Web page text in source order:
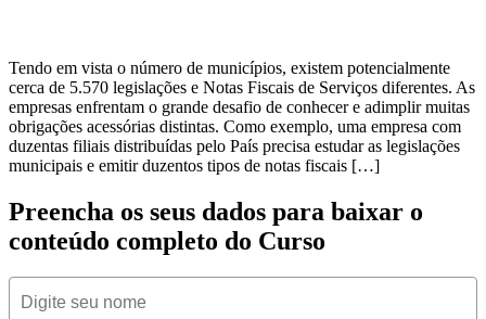
Tendo em vista o número de municípios, existem potencialmente
cerca de 5.570 legislações e Notas Fiscais de Serviços diferentes. As
empresas enfrentam o grande desafio de conhecer e adimplir muitas
obrigações acessórias distintas. Como exemplo, uma empresa com
duzentas filiais distribuídas pelo País precisa estudar as legislações
municipais e emitir duzentos tipos de notas fiscais […]
Preencha os seus dados para baixar o
conteúdo completo do Curso